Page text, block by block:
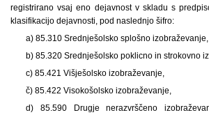
registrirano vsaj eno dejavnost v skladu s
klasifikacijo dejavnosti, pod naslednjo šifro:
a) 85.310 Srednješolsko splošno izobraževanje,
b) 85.320 Srednješolsko poklicno in strokovno
c) 85.421 Višješolsko izobraževanje,
č) 85.422 Visokošolsko izobraževanje,
d) 85.590 Drugje nerazvrščeno